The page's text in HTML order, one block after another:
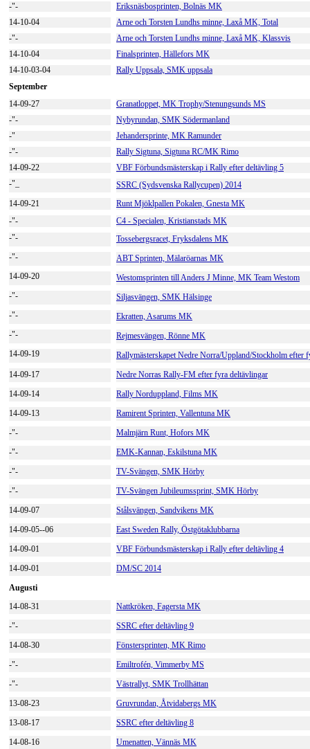
-"-
Eriksnäsbosprinten, Bolnäs MK
14-10-04
Arne och Torsten Lundhs minne, Laxå MK, Total
-"-
Arne och Torsten Lundhs minne, Laxå MK, Klassvis
14-10-04
Finalsprinten, Hällefors MK
14-10-03-04
Rally Uppsala, SMK uppsala
September
14-09-27
Granatloppet, MK Trophy/Stenungsunds MS
-"-
Nybyrundan, SMK Södermanland
-"
Jehandersprinte, MK Ramunder
-"-
Rally Sigtuna, Sigtuna RC/MK Rimo
14-09-22
VBF Förbundsmästerskap i Rally efter deltävling 5
-"_
SSRC (Sydsvenska Rallycupen) 2014
14-09-21
Runt Mjöklpallen Pokalen, Gnesta MK
-"-
C4 - Specialen, Kristianstads MK
-"-
Tossebergsracet, Fryksdalens MK
-"-
ABT Sprinten, Mälaröarnas MK
14-09-20
Westomsprinten till Anders J Minne, MK Team Westom
-"-
Siljasvängen, SMK Hälsinge
-"-
Ekratten, Asarums MK
-"-
Rejmesvängen, Rönne MK
14-09-19
Rallymästerskapet Nedre Norra/Uppland/Stockholm efter
14-09-17
Nedre Norras Rally-FM efter fyra deltävlingar
14-09-14
Rally Norduppland, Films MK
14-09-13
Ramirent Sprinten, Vallentuna MK
-"-
Malmjärn Runt, Hofors MK
-"-
EMK-Kannan, Eskilstuna MK
-"-
TV-Svängen, SMK Hörby
-"-
TV-Svängen Jubileumssprint, SMK Hörby
14-09-07
Stålsvängen, Sandvikens MK
14-09-05--06
East Sweden Rally, Östgötaklubbarna
14-09-01
VBF Förbundsmästerskap i Rally efter deltävling 4
14-09-01
DM/SC 2014
Augusti
14-08-31
Nattkröken, Fagersta MK
-"-
SSRC efter deltävling 9
14-08-30
Fönstersprinten, MK Rimo
-"-
Emiltrofén, Vimmerby MS
-"-
Västrallyt, SMK Trollhättan
13-08-23
Gruvrundan, Åtvidabergs MK
13-08-17
SSRC efter deltävling 8
14-08-16
Umenatten, Vännäs MK